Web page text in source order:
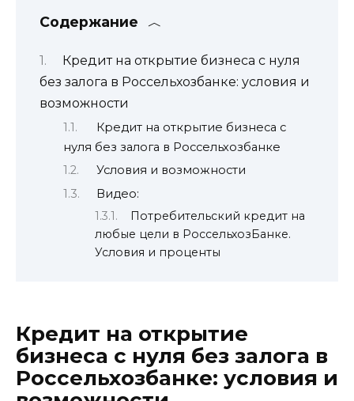
Содержание
Кредит на открытие бизнеса с нуля
без залога в Россельхозбанке: условия и
возможности
Кредит на открытие бизнеса с
нуля без залога в Россельхозбанке
Условия и возможности
Видео:
Потребительский кредит на
любые цели в РоссельхозБанке.
Условия и проценты
Кредит на открытие
бизнеса с нуля без залога в
Россельхозбанке: условия и